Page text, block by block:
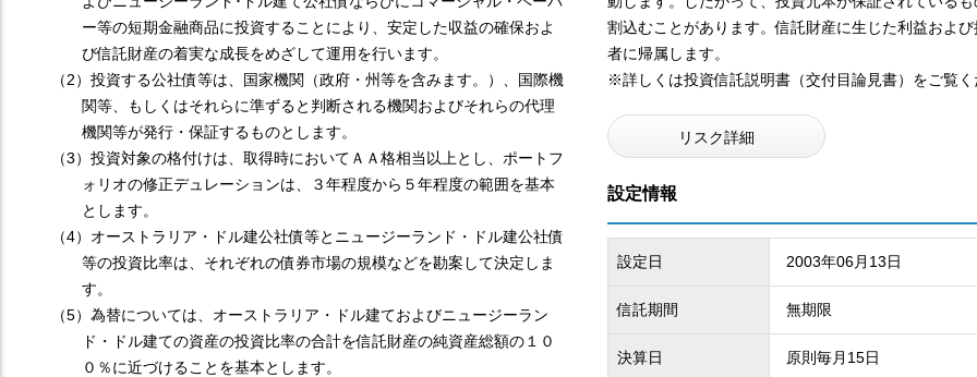
ー等の短期金融商品に投資することにより、安定した収益の確保およ
び信託財産の着実な成長をめざして運用を行います。
（2）投資する公社債等は、国家機関（政府・州等を含みます。）、国際機
関等、もしくはそれらに準ずると判断される機関およびそれらの代理
機関等が発行・保証するものとします。
（3）投資対象の格付けは、取得時においてＡＡ格相当以上とし、ポートフ
ォリオの修正デュレーションは、３年程度から５年程度の範囲を基本
とします。
（4）オーストラリア・ドル建公社債等とニュージーランド・ドル建公社債
等の投資比率は、それぞれの債券市場の規模などを勘案して決定しま
す。
（5）為替については、オーストラリア・ドル建ておよびニュージーラン
ド・ドル建ての資産の投資比率の合計を信託財産の純資産総額の１０
０％に近づけることを基本とします。
割込むことがあります。信託財産に生じた利益およ
者に帰属します。
※詳しくは投資信託説明書（交付目論見書）をご覧
リスク詳細
設定情報
設定日 2003年06月13日
信託期間 無期限
決算日 原則毎月15日